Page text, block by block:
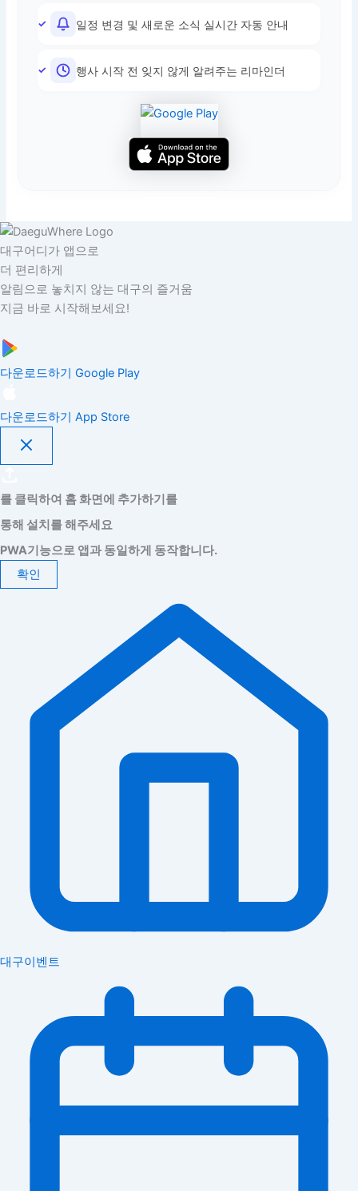
일정 변경 및 새로운 소식 실시간 자동 안내
행사 시작 전 잊지 않게 알려주는 리마인더
대구어디가 앱으로
더 편리하게
알림으로 놓치지 않는 대구의 즐거움
지금 바로 시작해보세요!
다운로드하기 Google Play
다운로드하기 App Store
를 클릭하여 홈 화면에 추가하기를
통해 설치를 해주세요
PWA기능으로 앱과 동일하게 동작합니다.
확인
대구이벤트